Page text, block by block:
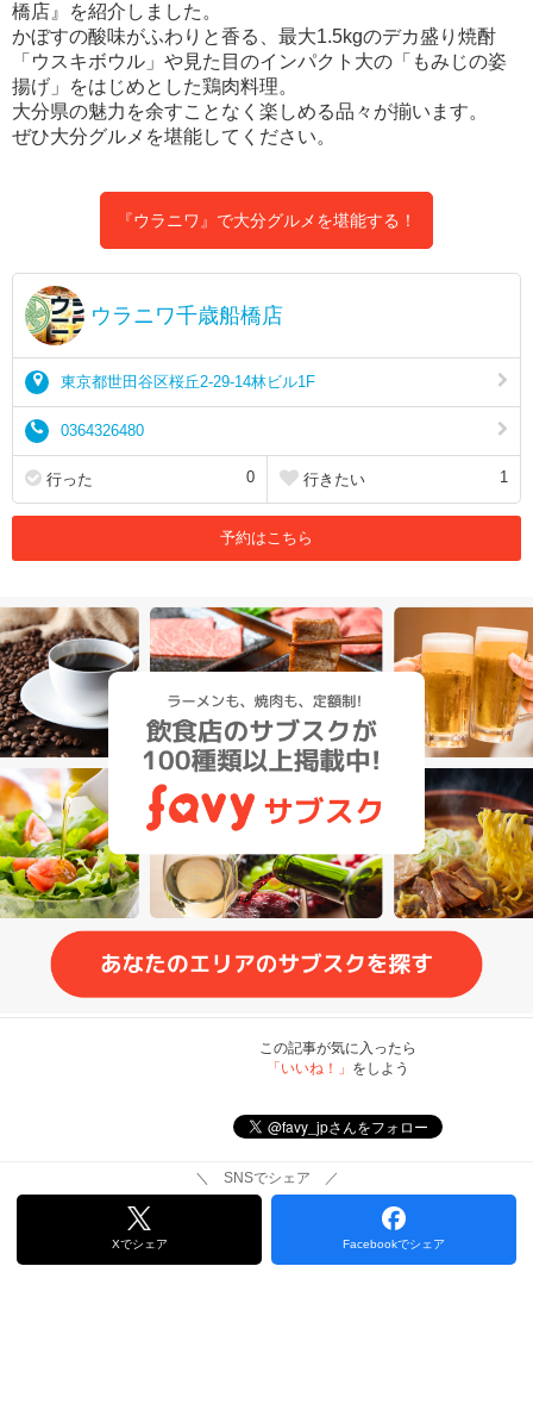
橋店』を紹介しました。
かぼすの酸味がふわりと香る、最大1.5kgのデカ盛り焼酎
「ウスキボウル」や見た目のインパクト大の「もみじの姿
揚げ」をはじめとした鶏肉料理。
大分県の魅力を余すことなく楽しめる品々が揃います。
ぜひ大分グルメを堪能してください。
『ウラニワ』で大分グルメを堪能する！
ウラニワ千歳船橋店
東京都世田谷区桜丘2-29-14林ビル1F
0364326480
行った 0 行きたい 1
予約はこちら
この記事が気に入ったら
「いいね！」 をしよう
＼ SNSでシェア ／
Xでシェア Facebookでシェア